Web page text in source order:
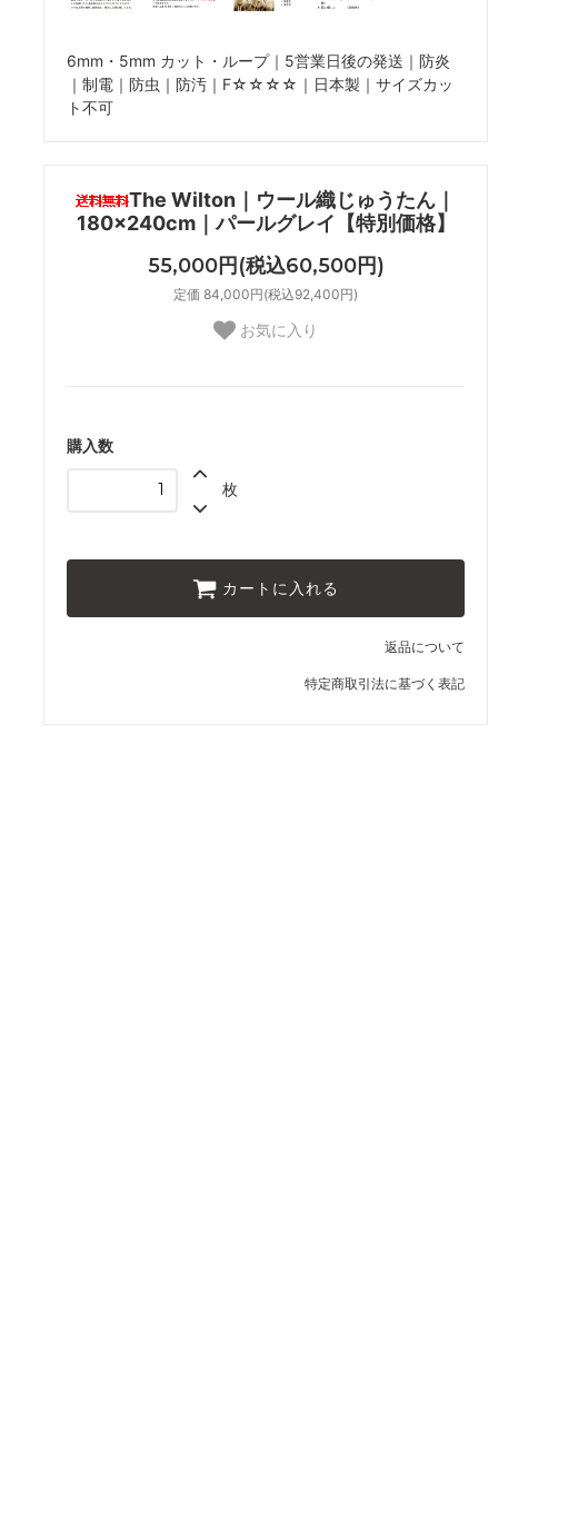
6mm・5mm カット・ループ｜5営業日後の発送｜防炎
｜制電｜防虫｜防汚｜F☆☆☆☆｜日本製｜サイズカッ
ト不可
The Wilton｜ウール織じゅうたん｜
180×240cm｜パールグレイ【特別価格】
55,000円(税込60,500円)
定価 84,000円(税込92,400円)
お気に入り
購入数
枚
カートに入れる
返品について
特定商取引法に基づく表記